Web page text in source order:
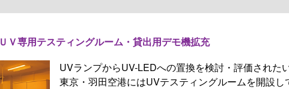
ＵＶ専用テスティングルーム・貸出用デモ機拡充
UVランプからUV-LEDへの置換を検討・評価された
東京・羽田空港にはUVテスティングルームを開設し